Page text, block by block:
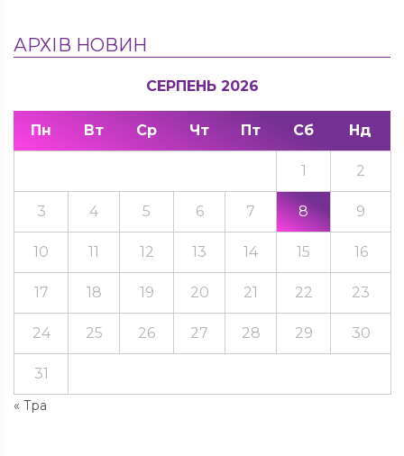
АРХІВ НОВИН
СЕРПЕНЬ 2026
Пн Вт Ср Чт Пт Сб Нд
« Тра
1 2
3 4 5 6 7 8 9
10 11 12 13 14 15 16
17 18 19 20 21 22 23
24 25 26 27 28 29 30
31